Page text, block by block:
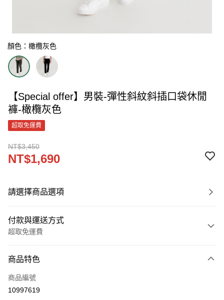
顏色：橄欖灰色
【Special offer】男裝-彈性斜紋斜插口袋休閒
褲-橄欖灰色
超取免運費
NT$3,450
NT$1,690
請選擇商品選項
付款與運送方式
超取免運費
信用卡一次付款
LINE Pay
商品特色
商品編號
10997619